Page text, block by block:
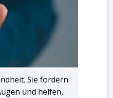
Sie fördern
und helfen,